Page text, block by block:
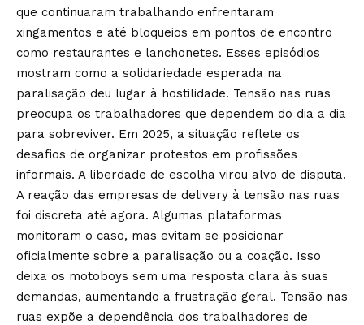
que continuaram trabalhando enfrentaram
xingamentos e até bloqueios em pontos de encontro
como restaurantes e lanchonetes. Esses episódios
mostram como a solidariedade esperada na
paralisação deu lugar à hostilidade. Tensão nas ruas
preocupa os trabalhadores que dependem do dia a dia
para sobreviver. Em 2025, a situação reflete os
desafios de organizar protestos em profissões
informais. A liberdade de escolha virou alvo de disputa.
A reação das empresas de delivery à tensão nas ruas
foi discreta até agora. Algumas plataformas
monitoram o caso, mas evitam se posicionar
oficialmente sobre a paralisação ou a coação. Isso
deixa os motoboys sem uma resposta clara às suas
demandas, aumentando a frustração geral. Tensão nas
ruas expõe a dependência dos trabalhadores de